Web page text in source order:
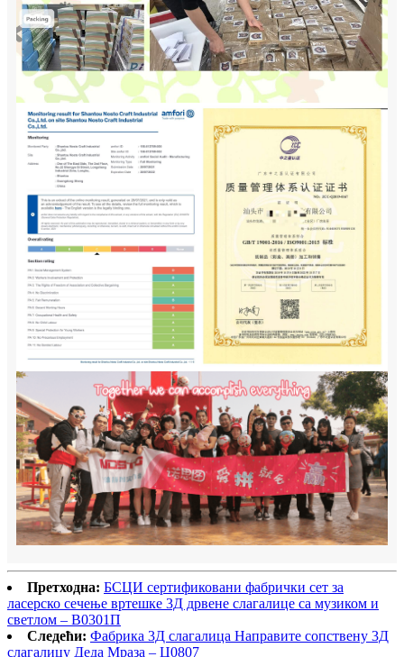
Претходна: БСЦИ сертификовани фабрички сет за
ласерско сечење вртешке 3Д дрвене слагалице са музиком и
светлом – В0301П
Следећи: Фабрика 3Д слагалица Направите сопствену 3Д
слагалицу Деда Мраза – Ц0807